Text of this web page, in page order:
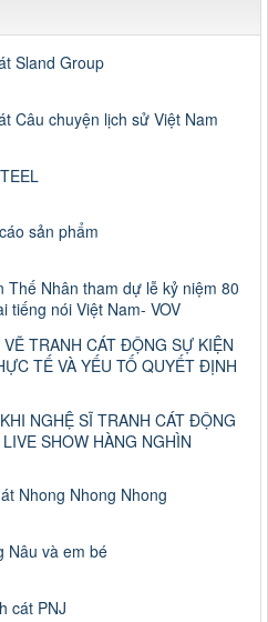
Sland Group
Câu chuyện lịch sử Việt Nam
sản phẩm
Thế Nhân tham dự lễ kỷ niệm 80
tiếng nói Việt Nam- VOV
TRANH CÁT ĐỘNG SỰ KIỆN
TẾ VÀ YẾU TỐ QUYẾT ĐỊNH
NGHỆ SĨ TRANH CÁT ĐỘNG
SHOW HÀNG NGHÌN
Nhong Nhong Nhong
Nâu và em bé
cát PNJ